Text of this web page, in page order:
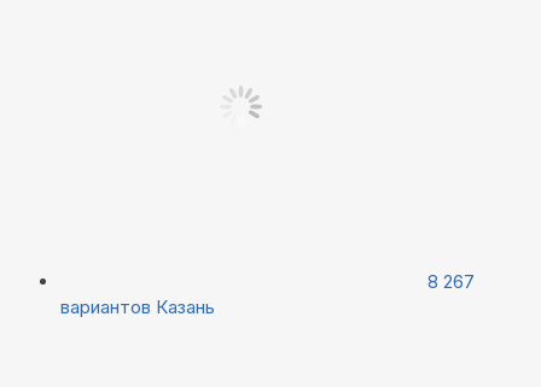
8 267
вариантов Казань